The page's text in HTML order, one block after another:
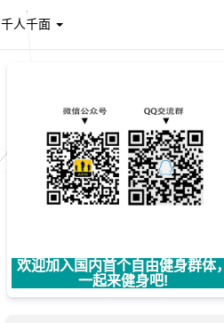
千人千面
欢迎加入国内首个自由健身群体，
一起来健身吧!